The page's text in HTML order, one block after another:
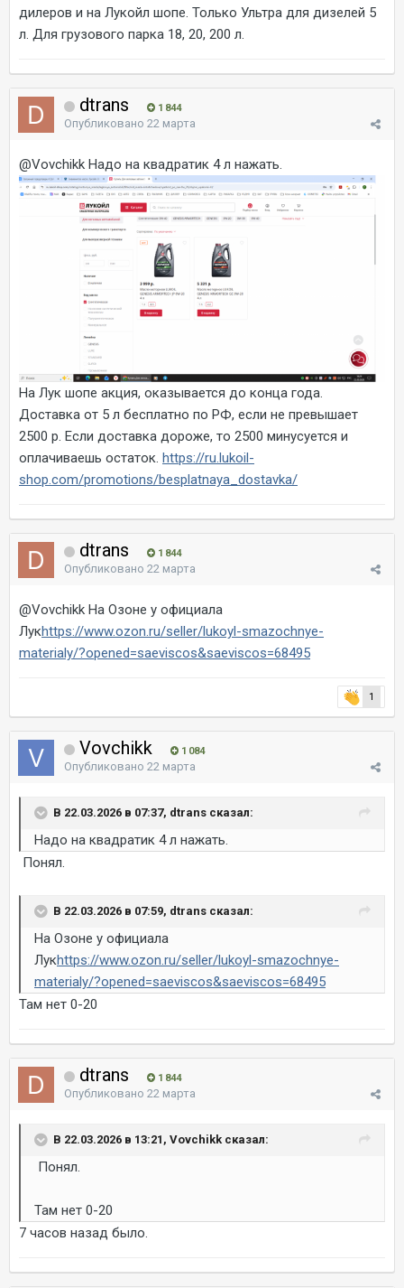
дилеров и на Лукойл шопе. Только Ультра для дизелей 5
л. Для грузового парка 18, 20, 200 л.
dtrans 1 844
Опубликовано 22 марта
@Vovchikk Надо на квадратик 4 л нажать.
На Лук шопе акция, оказывается до конца года.
Доставка от 5 л бесплатно по РФ, если не превышает
2500 р. Если доставка дороже, то 2500 минусуется и
оплачиваешь остаток. https://ru.lukoil-
shop.com/promotions/besplatnaya_dostavka/
dtrans 1 844
Опубликовано 22 марта
@Vovchikk На Озоне у официала
Лукhttps://www.ozon.ru/seller/lukoyl-smazochnye-
materialy/?opened=saeviscos&saeviscos=68495
1
Vovchikk 1 084
Опубликовано 22 марта
В 22.03.2026 в 07:37, dtrans сказал:
Надо на квадратик 4 л нажать.
Понял.
В 22.03.2026 в 07:59, dtrans сказал:
На Озоне у официала
Лукhttps://www.ozon.ru/seller/lukoyl-smazochnye-
materialy/?opened=saeviscos&saeviscos=68495
Там нет 0-20
dtrans 1 844
Опубликовано 22 марта
В 22.03.2026 в 13:21, Vovchikk сказал:
Понял.
Там нет 0-20
7 часов назад было.